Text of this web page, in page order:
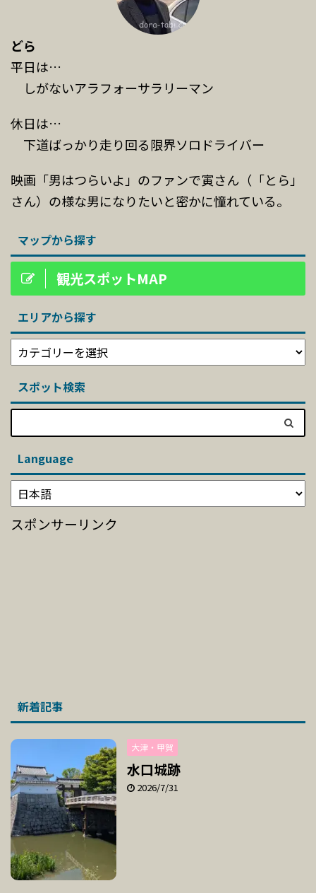
どら
平日は…
しがないアラフォーサラリーマン
休日は…
下道ばっかり走り回る限界ソロドライバー
映画「男はつらいよ」のファンで寅さん（「とら」
さん）の様な男になりたいと密かに憧れている。
マップから探す
観光スポットMAP
エリアから探す
スポット検索
Language
スポンサーリンク
新着記事
大津・甲賀
水口城跡
2026/7/31